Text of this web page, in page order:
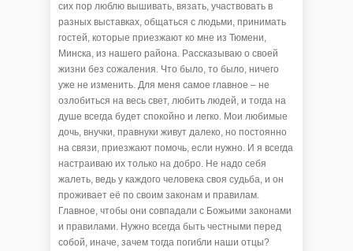
сих пор люблю вышивать, вязать, участвовать в
разных выставках, общаться с людьми, принимать
гостей, которые приезжают ко мне из Тюмени,
Минска, из нашего района. Рассказываю о своей
жизни без сожаления. Что было, то было, ничего
уже не изменить. Для меня самое главное – не
озлобиться на весь свет, любить людей, и тогда на
душе всегда будет спокойно и легко. Мои любимые
дочь, внучки, правнуки живут далеко, но постоянно
на связи, приезжают помочь, если нужно. И я всегда
настраиваю их только на добро. Не надо себя
жалеть, ведь у каждого человека своя судьба, и он
проживает её по своим законам и правилам.
Главное, чтобы они совпадали с Божьими законами
и правилами. Нужно всегда быть честными перед
собой, иначе, зачем тогда погибли наши отцы?